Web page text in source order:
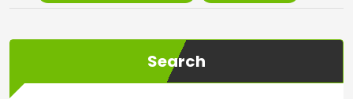
Search